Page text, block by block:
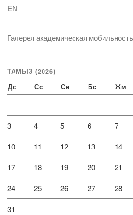
EN
Галерея академическая мобильность
ТАМЫЗ (2026)
Дс Сс Сә Бс Жм
3 4 5 6 7
10 11 12 13 14
17 18 19 20 21
24 25 26 27 28
31